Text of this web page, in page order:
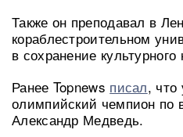
Также он преподавал в
кораблестроительном
в сохранение
Ранее Topnews писал, что
олимпийский чемпион по
Александр Медведь.